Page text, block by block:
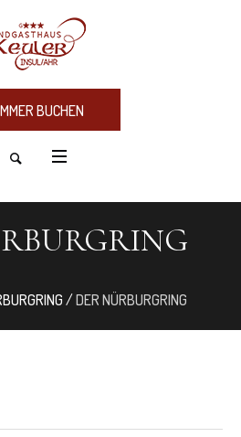
BUCHEN
/DER NÜRBURGRING